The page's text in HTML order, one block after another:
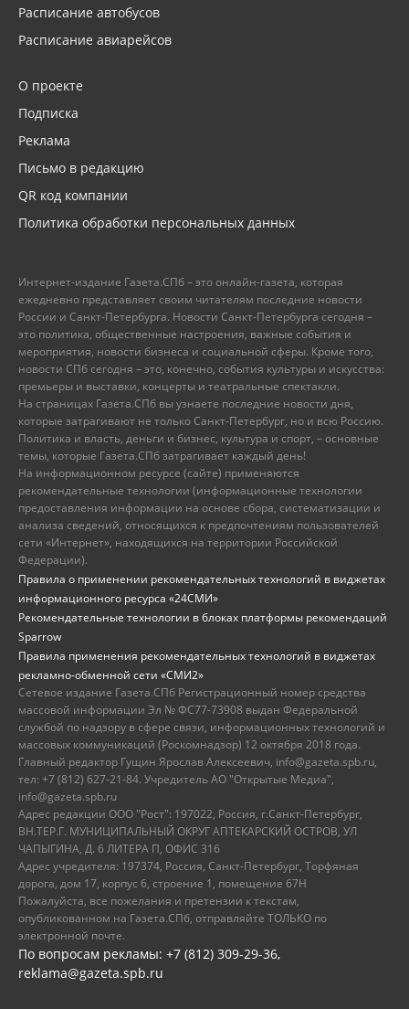
Расписание автобусов
Расписание авиарейсов
О проекте
Подписка
Реклама
Письмо в редакцию
QR код компании
Политика обработки персональных данных
Интернет-издание Газета.СПб – это онлайн-газета, которая
ежедневно представляет своим читателям последние новости
России и Санкт-Петербурга. Новости Санкт-Петербурга сегодня –
это политика, общественные настроения, важные события и
мероприятия, новости бизнеса и социальной сферы. Кроме того,
новости СПб сегодня – это, конечно, события культуры и искусства:
премьеры и выставки, концерты и театральные спектакли.
На страницах Газета.СПб вы узнаете последние новости дня,
которые затрагивают не только Санкт-Петербург, но и всю Россию.
Политика и власть, деньги и бизнес, культура и спорт, – основные
темы, которые Газета.СПб затрагивает каждый день!
На информационном ресурсе (сайте) применяются
рекомендательные технологии (информационные технологии
предоставления информации на основе сбора, систематизации и
анализа сведений, относящихся к предпочтениям пользователей
сети «Интернет», находящихся на территории Российской
Федерации).
Правила о применении рекомендательных технологий в виджетах
информационного ресурса «24СМИ»
Рекомендательные технологии в блоках платформы рекомендаций
Sparrow
Правила применения рекомендательных технологий в виджетах
рекламно-обменной сети «СМИ2»
Сетевое издание Газета.СПб Регистрационный номер средства
массовой информации Эл № ФС77-73908 выдан Федеральной
службой по надзору в сфере связи, информационных технологий и
массовых коммуникаций (Роскомнадзор) 12 октября 2018 года.
Главный редактор Гущин Ярослав Алексеевич, info@gazeta.spb.ru,
тел: +7 (812) 627-21-84. Учредитель АО "Открытые Медиа",
info@gazeta.spb.ru
Адрес редакции ООО "Рост": 197022, Россия, г.Санкт-Петербург,
ВН.ТЕР.Г. МУНИЦИПАЛЬНЫЙ ОКРУГ АПТЕКАРСКИЙ ОСТРОВ, УЛ
ЧАПЫГИНА, Д. 6 ЛИТЕРА П, ОФИС 316
Адрес учредителя: 197374, Россия, Санкт-Петербург, Торфяная
дорога, дом 17, корпус 6, строение 1, помещение 67Н
Пожалуйста, все пожелания и претензии к текстам,
опубликованном на Газета.СПб, отправляйте ТОЛЬКО по
электронной почте.
По вопросам рекламы: +7 (812) 309-29-36,
reklama@gazeta.spb.ru